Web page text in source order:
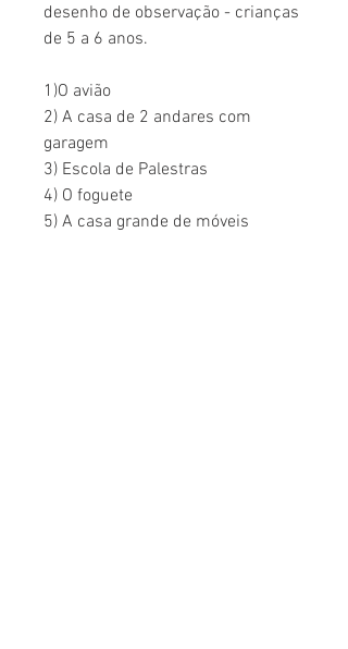
desenho de observação - crianças
de 5 a 6 anos.
1)O avião
2) A casa de 2 andares com
garagem
3) Escola de Palestras
4) O foguete
5) A casa grande de móveis